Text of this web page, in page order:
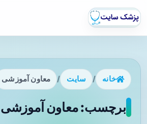
خانه / سایت / معاون آموزشی
برچسب: معاون آموزشی